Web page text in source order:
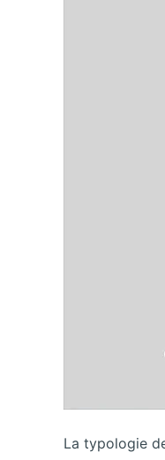
La typologie